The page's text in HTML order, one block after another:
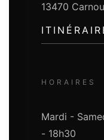
13470
HORAIRES
Mardi -
- 18h30